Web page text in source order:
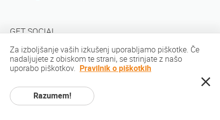
GET SOCIAL
Avtorske pravice © 2010-2026 MobileShop.eu. Vse pravice pridržane. Vse
Za izboljšanje vaših izkušenj uporabljamo piškotke. Če
nadaljujete z obiskom te strani, se strinjate z našo
uporabo piškotkov. Pravilnik o piškotkih
Razumem!